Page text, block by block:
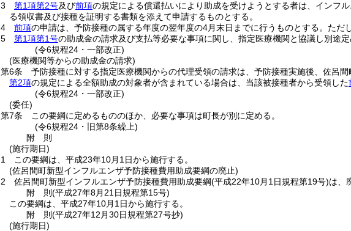
3
第1項第2号及び前項の規定による償還払いにより助成を受けようとする者は、インフ
る領収書及び接種を証明する書類を添えて申請するものとする。
4
前項の申請は、予防接種の属する年度の翌年度の4月末日までに行うものとする。 ただ
5
第1項第1号の助成金の請求及び支払等必要な事項に関し、指定医療機関と協議し別途定
(令6規程24・一部改正)
(医療機関等からの助成金の請求)
第6条
予防接種に対する指定医療機関からの代理受領の請求は、予防接種実施後、佐呂間
第2項の規定による全額助成の対象者が含まれている場合は、当該被接種者から受領した
(令6規程24・一部改正)
(委任)
第7条
この要綱に定めるもののほか、必要な事項は町長が別に定める。
(令6規程24・旧第8条繰上)
附 則
(施行期日)
1
この要綱は、平成23年10月1日から施行する。
(佐呂間町新型インフルエンザ予防接種費用助成要綱の廃止)
2
佐呂間町新型インフルエンザ予防接種費用助成要綱(平成22年10月1日規程第19号)は、
附 則(平成27年8月21日規程第15号)
この要綱は、平成27年10月1日から施行する。
附 則(平成27年12月30日規程第27号抄)
(施行期日)